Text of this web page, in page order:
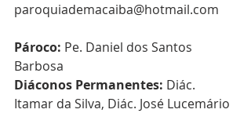
paroquiademacaiba@hotmail.com
Pároco: Pe. Daniel dos Santos
Barbosa
Diáconos Permanentes: Diác.
Itamar da Silva, Diác. José Lucemário